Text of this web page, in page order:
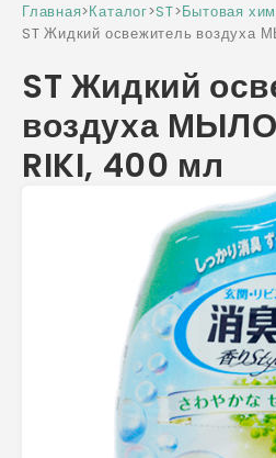
Главная>Каталог>ST>Бытовая
ST Жидкий освежитель воздуха
ST Жидкий
воздуха МЫЛО
RIKI, 400 мл